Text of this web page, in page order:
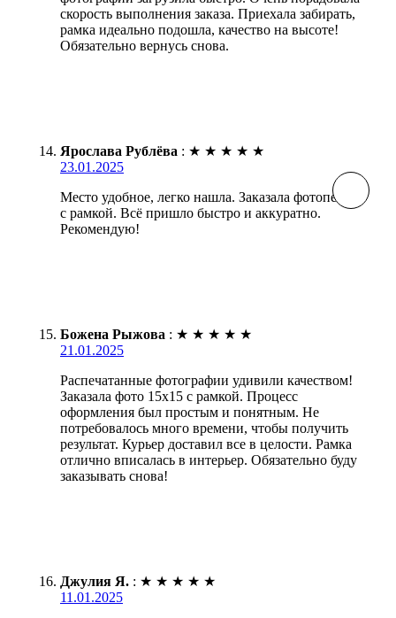
скорость выполнения заказа. Приехала забирать,
рамка идеально подошла, качество на высоте!
Обязательно вернусь снова.
Ярослава Рублёва : ★ ★ ★ ★ ★
23.01.2025
Место удобное, легко нашла. Заказала фотопечать
с рамкой. Всё пришло быстро и аккуратно.
Рекомендую!
Божена Рыжова : ★ ★ ★ ★ ★
21.01.2025
Распечатанные фотографии удивили качеством!
Заказала фото 15х15 с рамкой. Процесс
оформления был простым и понятным. Не
потребовалось много времени, чтобы получить
результат. Курьер доставил все в целости. Рамка
отлично вписалась в интерьер. Обязательно буду
заказывать снова!
Джулия Я. : ★ ★ ★ ★ ★
11.01.2025